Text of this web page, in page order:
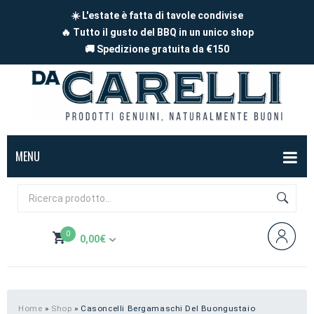
☀️ L'estate è fatta di tavole condivise
🔥 Tutto il gusto del BBQ in un unico shop
🚚 Spedizione gratuita da €150
MENU
BOX
FORMAGGI
Pecora
A pezzi
Carne di maiale
BBQ
0 0,00€
Subtotale: 0,00 €
Home » Shop » Casoncelli Bergamaschi Del Buongustaio